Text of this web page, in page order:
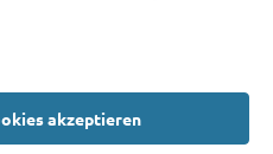
akzeptieren